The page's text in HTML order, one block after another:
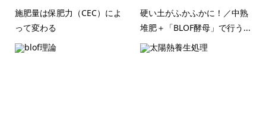
施肥量は保肥力（CEC）によ
って変わる
硬い土がふかふかに！／中熟
堆肥＋「BLOF酵母」で行う...